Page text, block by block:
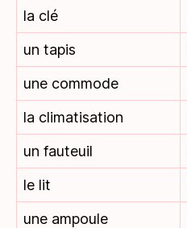
la clé
un tapis
une commode
la climatisation
un fauteuil
le lit
une ampoule